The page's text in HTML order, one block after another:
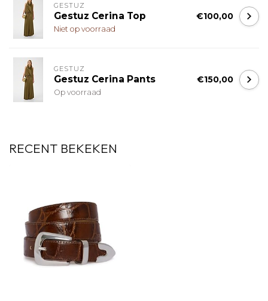
GESTUZ
Gestuz Cerina Top
Niet op voorraad
€100,00
GESTUZ
Gestuz Cerina Pants
Op voorraad
€150,00
RECENT BEKEKEN